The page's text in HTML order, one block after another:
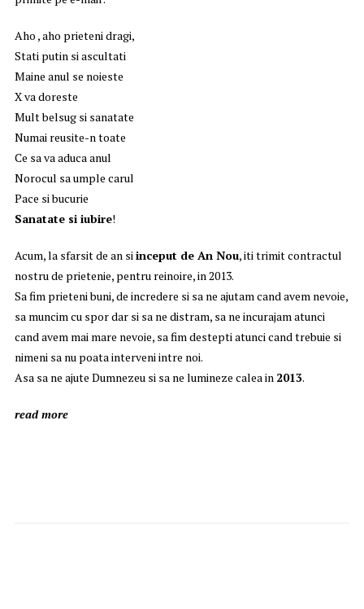
Aho , aho prieteni dragi,
Stati putin si ascultati
Maine anul se noieste
X va doreste
Mult belsug si sanatate
Numai reusite-n toate
Ce sa va aduca anul
Norocul sa umple carul
Pace si bucurie
Sanatate si iubire!
Acum, la sfarsit de an siinceput de An Nou, iti trimit contractul
nostru de prietenie, pentru reinoire, in 2013.
Sa fim prieteni buni, de incredere si sa ne ajutam cand avem nevoie,
sa muncim cu spor dar si sa ne distram, sa ne incurajam atunci
cand avem mai mare nevoie, sa fim destepti atunci cand trebuie si
nimeni sa nu poata interveni intre noi.
Asa sa ne ajute Dumnezeu si sa ne lumineze calea in 2013.
read more